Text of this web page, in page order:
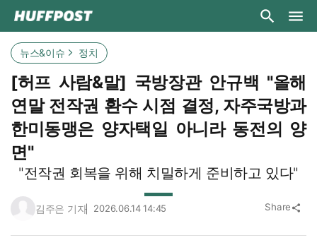
뉴스&이슈 정치
[허프 사람&말] 국방장관 안규백 "올해
연말 전작권 환수 시점 결정, 자주국방과
한미동맹은 양자택일 아니라 동전의 양
면"
"전작권 회복을 위해 치밀하게 준비하고 있다"
김주은 기자 2026.06.14 14:45 Share share